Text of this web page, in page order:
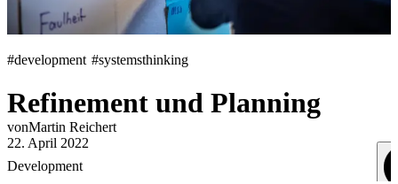
#development #systemsthinking
Refinement und Planning
vonMartin Reichert
22. April 2022
Development